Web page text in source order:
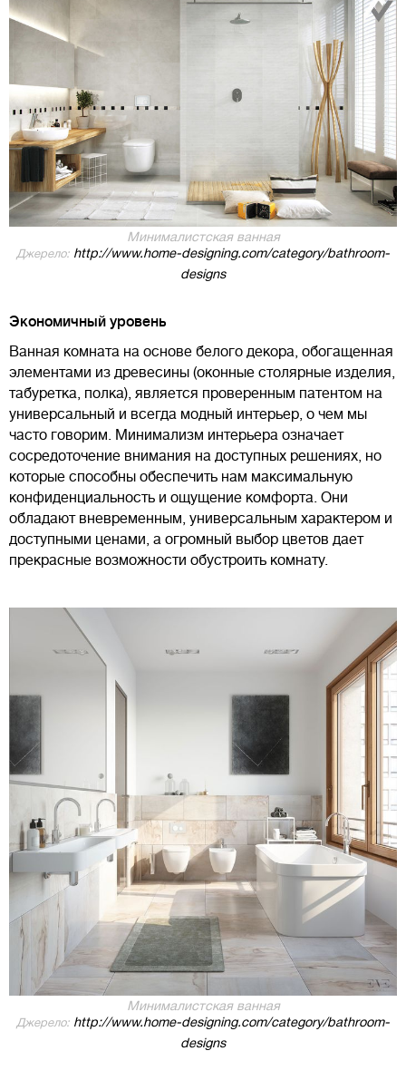
Минималистская ванная
Джерело: http://www.home-designing.com/category/bathroom-
designs
Экономичный уровень
Ванная комната на основе белого декора, обогащенная
элементами из древесины (оконные столярные изделия,
табуретка, полка), является проверенным патентом на
универсальный и всегда модный интерьер, о чем мы
часто говорим. Минимализм интерьера означает
сосредоточение внимания на доступных решениях, но
которые способны обеспечить нам максимальную
конфиденциальность и ощущение комфорта. Они
обладают вневременным, универсальным характером и
доступными ценами, а огромный выбор цветов дает
прекрасные возможности обустроить комнату.
Минималистская ванная
Джерело: http://www.home-designing.com/category/bathroom-
designs